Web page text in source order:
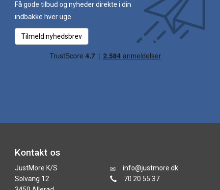
Få gode tilbud og nyheder direkte i din
indbakke hver uge.
Tilmeld nyhedsbrev
Kontakt os
JustMore K/S
Solvang 12
info@justmore.dk
70 20 55 37